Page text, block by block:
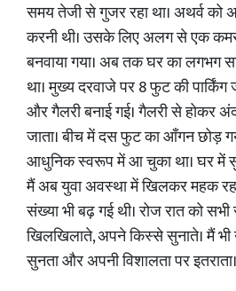
समय तेजी से गुजर रहा था। अथर्व को
करनी थी। उसके लिए अलग से एक
बनवाया गया। अब तक घर का लगभग
था। मुख्य दरवाजे पर 8 फुट की
और गैलरी बनाई गई। गैलरी से होकर
जाता। बीच में दस फुट का आँगन छोड़
आधुनिक स्वरूप में आ चुका था। घर में
मैं अब युवा अवस्था में खिलकर महक
संख्या भी बढ़ गई थी। रोज रात को
खिलखिलाते, अपने किस्से सुनाते। मैं
सुनता और अपनी विशालता पर इतराता।